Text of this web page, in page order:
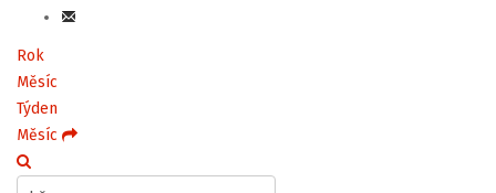
Rok
Měsíc
Týden
Měsíc